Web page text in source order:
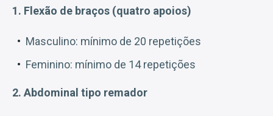
1. Flexão de braços (quatro apoios)
Masculino: mínimo de 20 repetições
Feminino: mínimo de 14 repetições
2. Abdominal tipo remador